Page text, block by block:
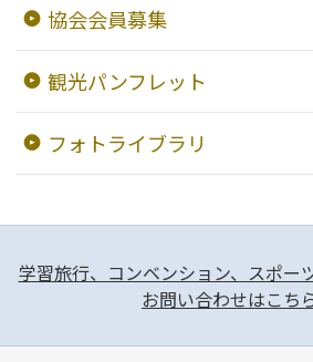
スポット検索
観光案内所
観光パンフレット
お役立ち情報紹介
協会会員募集
観光パンフレット
フォトライブラリ
学習旅行、コンベンション、スポー
お問い合わせはこち